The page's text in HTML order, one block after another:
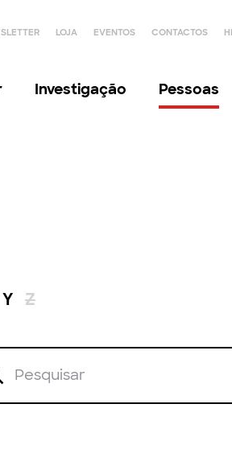
LOJA EVENTOS CONTACTOS
Investigação Pessoas
Y Z